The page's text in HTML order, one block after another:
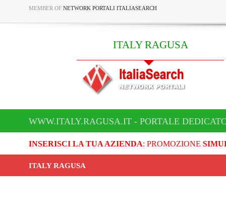
MEMBER OF NETWORK PORTALI ITALIASEARCH
ITALY RAGUSA
WWW.ITALY.RAGUSA.IT - PORTALE
INSERISCI LA TUA AZIENDA: PROMOZIONE
ITALY RAGUSA